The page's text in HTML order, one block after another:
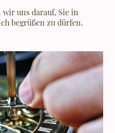
uns darauf, Sie in
begrüßen zu dürfen.